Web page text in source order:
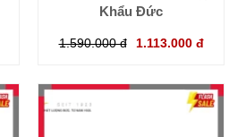
Khẩu Đức
1.590.000 đ 1.113.000 đ